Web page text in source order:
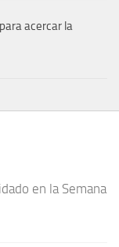
acercar la
en la Semana